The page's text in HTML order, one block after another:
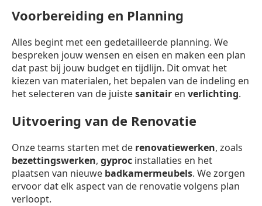
Voorbereiding en Planning
Alles begint met een gedetailleerde planning. We
bespreken jouw wensen en eisen en maken een plan
dat past bij jouw budget en tijdlijn. Dit omvat het
kiezen van materialen, het bepalen van de indeling en
het selecteren van de juistesanitair en verlichting.
Uitvoering van de Renovatie
Onze teams starten met de renovatiewerken, zoals
bezettingswerken, gyproc installaties en het
plaatsen van nieuwe badkamermeubels. We zorgen
ervoor dat elk aspect van de renovatie volgens plan
verloopt.